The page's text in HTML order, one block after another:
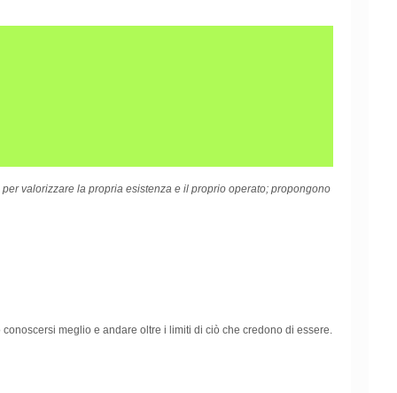
valorizzare la propria esistenza e il proprio operato; propongono
meglio e andare oltre i limiti di ciò che credono di essere.